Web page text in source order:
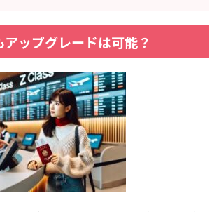
ップグレードは可能？